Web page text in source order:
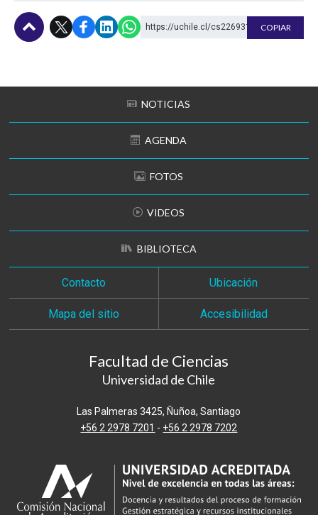
https://uchile.cl/cs226931 COPIAR
NOTICIAS
AGENDA
FOTOS
VIDEOS
BIBLIOTECA
Contacto Ubicación
Mapa del sitio Accesibilidad
Facultad de Ciencias
Universidad de Chile
Las Palmeras 3425, Ñuñoa, Santiago
+56 2 2978 7201 - +56 2 2978 7202